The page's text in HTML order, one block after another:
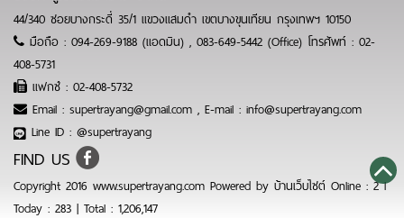
44/340 ซอยบางกระดี่ 35/1 แขวงแสมดำ เขตบางขุนเทียน กรุงเทพฯ 10150
มือถือ : 094-269-9188 (แอดมิน) , 083-649-5442 (Office) โทรศัพท์ : 02-
408-5731
แฟกซ์ : 02-408-5732
Email : supertrayang@gmail.com , E-mail : info@supertrayang.com
Line ID : @supertrayang
FIND US
Copyright 2016 www.supertrayang.com Powered by บ้านเว็บไซต์ Online : 2 l
Today : 283 | Total : 1,206,147